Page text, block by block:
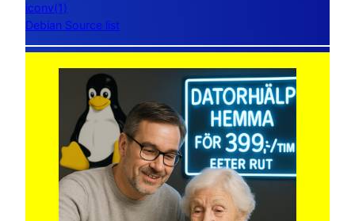
iconv(1)
Debian Source list